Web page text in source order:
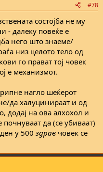
#78
состојба не му
- далеку повеќе е
него што знаеме/
низ целото тело од
го прават тој човек
е механизмот.
нагло шеќерот
да халуцинираат и од
додај на ова алхохол и
да (се убиваат)
у 500 здрав човек се